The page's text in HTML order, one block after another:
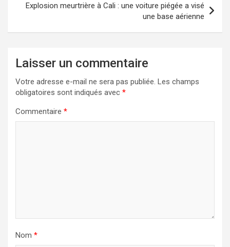
Explosion meurtrière à Cali : une voiture piégée a visé
une base aérienne
Laisser un commentaire
Votre adresse e-mail ne sera pas publiée. Les champs
obligatoires sont indiqués avec *
Commentaire *
Nom *